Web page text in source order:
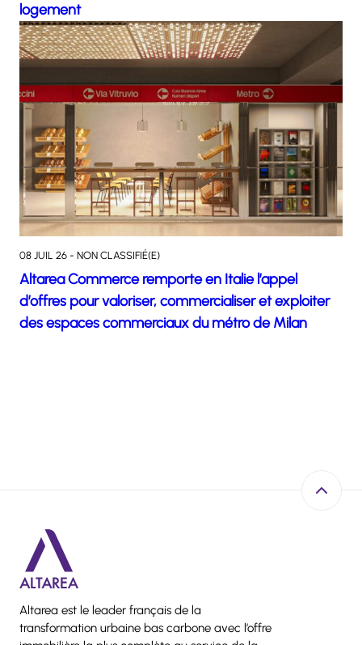
logement
08 JUIL 26 - NON CLASSIFIÉ(E)
Altarea Commerce remporte en Italie l’appel
d’offres pour valoriser, commercialiser et exploiter
des espaces commerciaux du métro de Milan
Altarea est le leader français de la
transformation urbaine bas carbone avec l’offre
Retour